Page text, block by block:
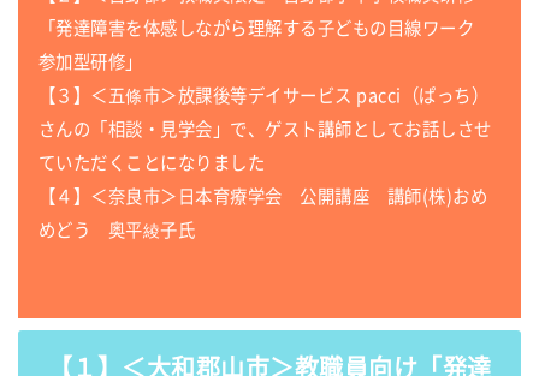
「発達障害を体感しながら理解する子どもの目線ワーク
参加型研修」
【３】＜五條市＞放課後等デイサービス pacci（ぱっち）
さんの「相談・見学会」で、ゲスト講師としてお話しさせ
ていただくことになりました
【４】＜奈良市＞日本育療学会 公開講座 講師(株)おめ
めどう 奥平綾子氏
【１】＜大和郡山市＞教職員向け「発達